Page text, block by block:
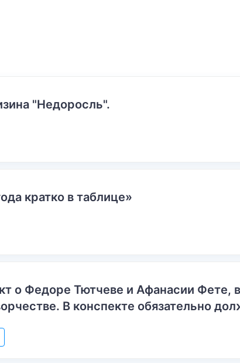
"Недоросль".
кратко в таблице»
о Федоре Тютчеве и Афанасии Фете,
В конспекте обязательно